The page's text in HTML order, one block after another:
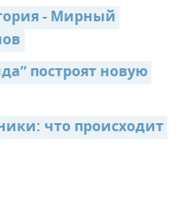
- Мирный
построят новую
что происходит